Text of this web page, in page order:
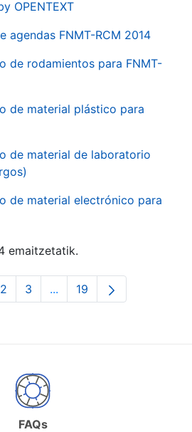
OPENTEXT
agendas FNMT-RCM 2014
de rodamientos para FNMT-
de material plástico para
de material de laboratorio
de material electrónico para
emaitzetatik.
Orrialdea
2 Orrialdea
3 ...Intermediate Pages Use
Orrialdea
19
FAQs